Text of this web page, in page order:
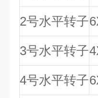
2号水平转子
3号水平转子
4号水平转子